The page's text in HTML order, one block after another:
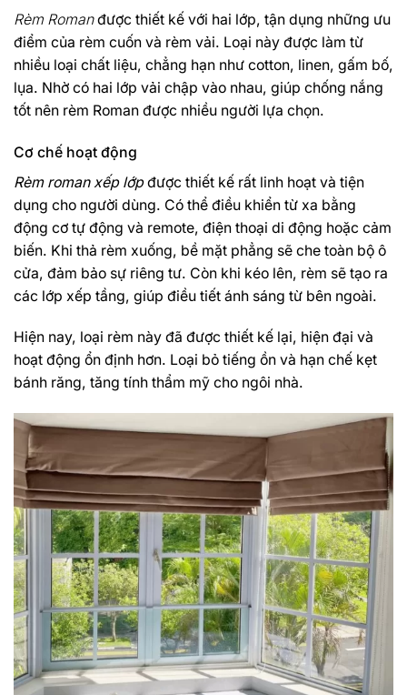
Rèm Romanđược thiết kế với hai lớp, tận dụng những ưu
điểm của rèm cuốn và rèm vải. Loại này được làm từ
nhiều loại chất liệu, chẳng hạn như cotton, linen, gấm bố,
lụa. Nhờ có hai lớp vải chập vào nhau, giúp chống nắng
tốt nên rèm Roman được nhiều người lựa chọn.
Cơ chế hoạt động
Rèm roman xếp lớpđược thiết kế rất linh hoạt và tiện
dụng cho người dùng. Có thể điều khiển từ xa bằng
động cơ tự động và remote, điện thoại di động hoặc cảm
biến. Khi thả rèm xuống, bề mặt phẳng sẽ che toàn bộ ô
cửa, đảm bảo sự riêng tư. Còn khi kéo lên, rèm sẽ tạo ra
các lớp xếp tầng, giúp điều tiết ánh sáng từ bên ngoài.
Hiện nay, loại rèm này đã được thiết kế lại, hiện đại và
hoạt động ổn định hơn. Loại bỏ tiếng ồn và hạn chế kẹt
bánh răng, tăng tính thẩm mỹ cho ngôi nhà.